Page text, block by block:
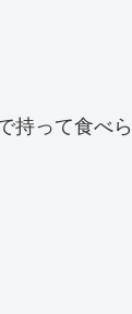
って食べ